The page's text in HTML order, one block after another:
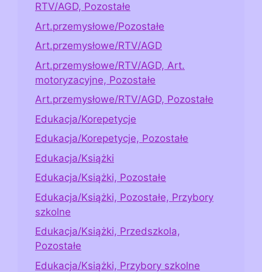
RTV/AGD, Pozostałe
Art.przemysłowe/Pozostałe
Art.przemysłowe/RTV/AGD
Art.przemysłowe/RTV/AGD, Art.
motoryzacyjne, Pozostałe
Art.przemysłowe/RTV/AGD, Pozostałe
Edukacja/Korepetycje
Edukacja/Korepetycje, Pozostałe
Edukacja/Książki
Edukacja/Książki, Pozostałe
Edukacja/Książki, Pozostałe, Przybory
szkolne
Edukacja/Książki, Przedszkola,
Pozostałe
Edukacja/Książki, Przybory szkolne